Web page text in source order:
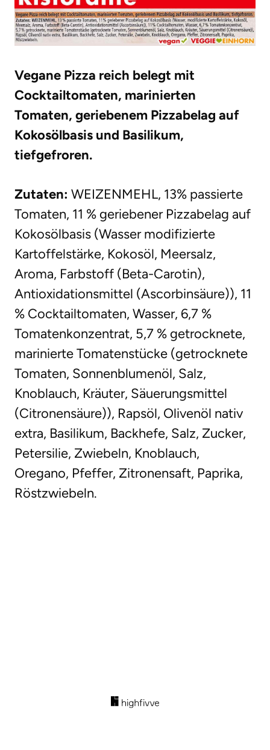
Vegane Pizza reich belegt mit
Cocktailtomaten, marinierten
Tomaten, geriebenem Pizzabelag auf
Kokosölbasis und Basilikum,
tiefgefroren.
Zutaten: WEIZENMEHL, 13% passierte
Tomaten, 11 % geriebener Pizzabelag auf
Kokosölbasis (Wasser modifizierte
Kartoffelstärke, Kokosöl, Meersalz,
Aroma, Farbstoff (Beta-Carotin),
Antioxidationsmittel (Ascorbinsäure)), 11
% Cocktailtomaten, Wasser, 6,7 %
Tomatenkonzentrat, 5,7 % getrocknete,
marinierte Tomatenstücke (getrocknete
Tomaten, Sonnenblumenöl, Salz,
Knoblauch, Kräuter, Säuerungsmittel
(Citronensäure)), Rapsöl, Olivenöl nativ
extra, Basilikum, Backhefe, Salz, Zucker,
Petersilie, Zwiebeln, Knoblauch,
Oregano, Pfeffer, Zitronensaft, Paprika,
Röstzwiebeln.